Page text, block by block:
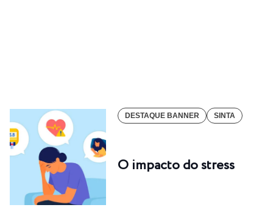
DESTAQUE BANNER SINTA
O impacto do stress